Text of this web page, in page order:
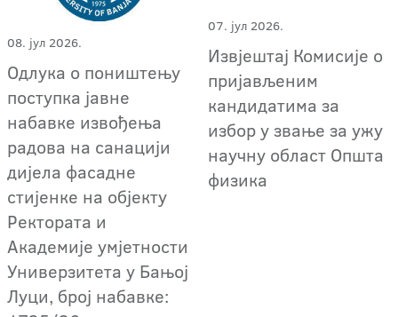
08. јул 2026.
Одлука о поништењу
поступка јавне
набавке извођења
радова на санацији
дијела фасадне
стијенке на објекту
Ректората и
Академије умјетности
Универзитета у Бањој
Луци, број набавке:
07. јул 2026.
Извјештај Комисије о
пријављеним
кандидатима за
избор у звање за ужу
научну област Општа
физика